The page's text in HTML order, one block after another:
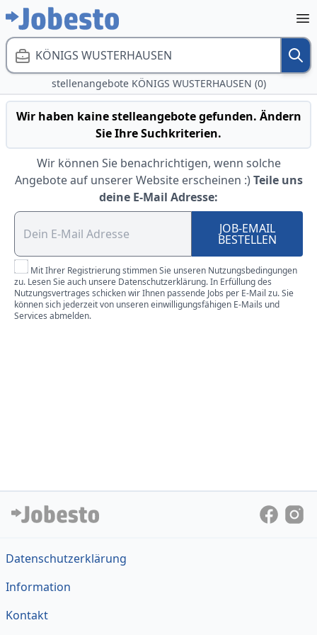
KÖNIGS WUSTERHAUSEN
stellenangebote KÖNIGS WUSTERHAUSEN (0)
Wir haben kaine stelleangebote gefunden. Ändern
Sie Ihre Suchkriterien.
Wir können Sie benachrichtigen, wenn solche
Angebote auf unserer Website erscheinen :) Teile uns
deine E-Mail Adresse:
JOB-EMAIL
BESTELLEN
Mit Ihrer Registrierung stimmen Sie unseren Nutzungsbedingungen
zu. Lesen Sie auch unsere Datenschutzerklärung. In Erfüllung des
Nutzungsvertrages schicken wir Ihnen passende Jobs per E-Mail zu. Sie
können sich jederzeit von unseren einwilligungsfähigen E-Mails und
Services abmelden.
Datenschutzerklärung
Information
Kontakt